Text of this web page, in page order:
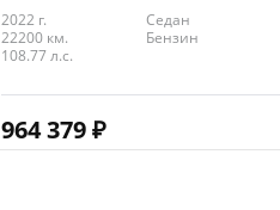
2022 г.
Седан
22200 км.
Бензин
108.77 л.с.
964 379₽